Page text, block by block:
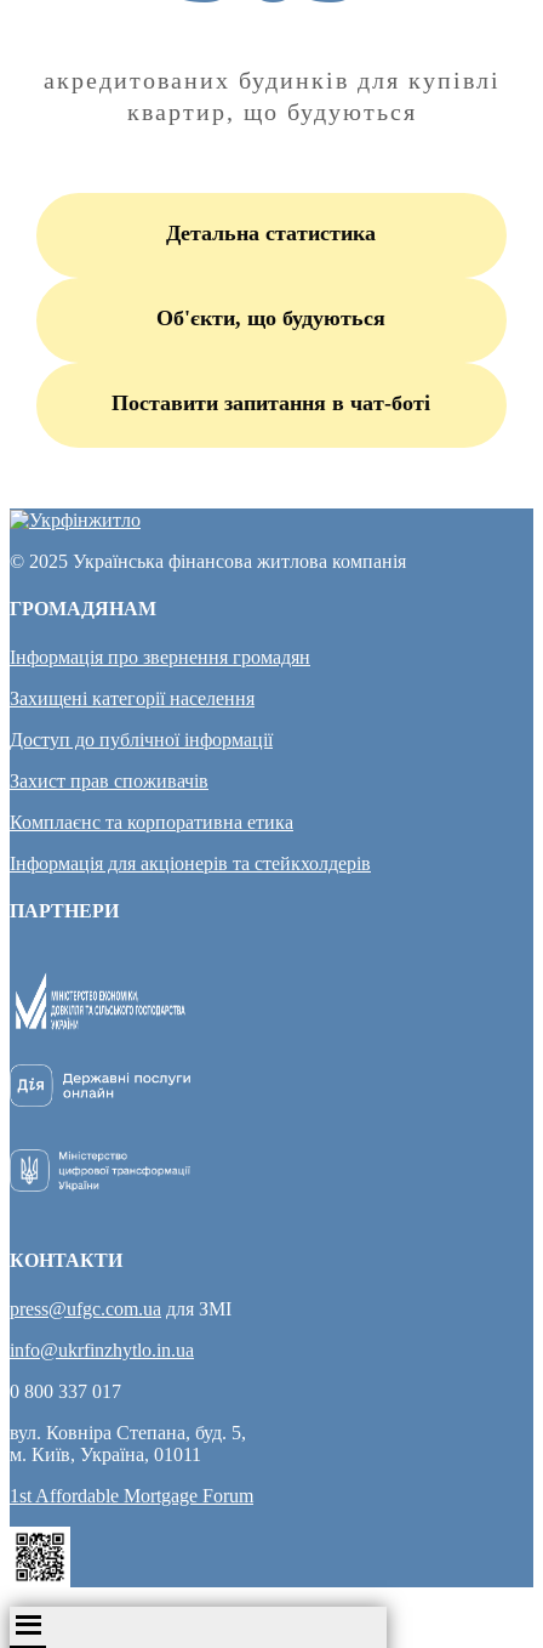
акредитованих будинків для купівлі
квартир, що будуються
Детальна статистика
Об'єкти, що будуються
Поставити запитання в чат-боті
© 2025 Українська фінансова житлова компанія
ГРОМАДЯНАМ
Інформація про звернення громадян
Захищені категорії населення
Доступ до публічної інформації
Захист прав споживачів
Комплаєнс та корпоративна етика
Інформація для акціонерів та стейкхолдерів
ПАРТНЕРИ
КОНТАКТИ
press@ufgc.com.ua для ЗМІ
info@ukrfinzhytlo.in.ua
0 800 337 017
вул. Ковніра Степана, буд. 5,
м. Київ, Україна, 01011
1st Affordable Mortgage Forum